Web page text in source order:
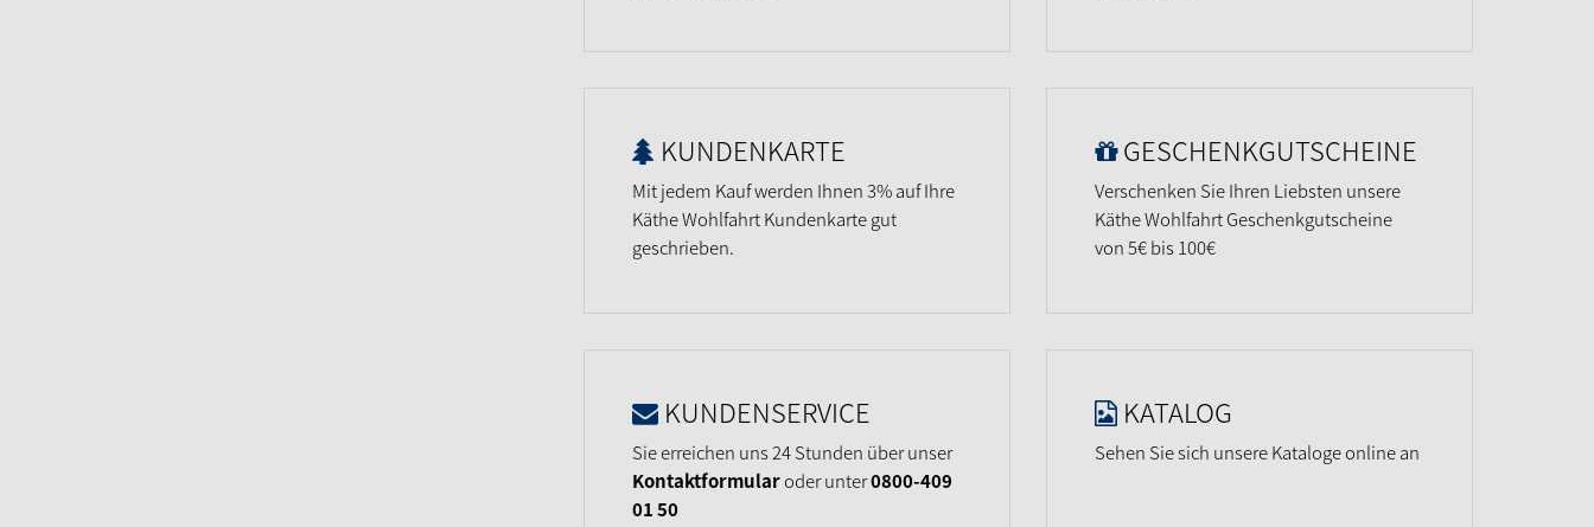
KUNDENKARTE
Mit jedem Kauf werden Ihnen 3% auf Ihre
Käthe Wohlfahrt Kundenkarte gut
geschrieben.
KUNDENSERVICE
Sie erreichen uns 24 Stunden über unser
Kontaktformularoder unter0800-409
01 50
GESCHENKGUTSCHEINE
Verschenken Sie Ihren Liebsten unsere
Käthe Wohlfahrt Geschenkgutscheine
von 5€ bis 100€
KATALOG
Sehen Sie sich unsere Kataloge online an